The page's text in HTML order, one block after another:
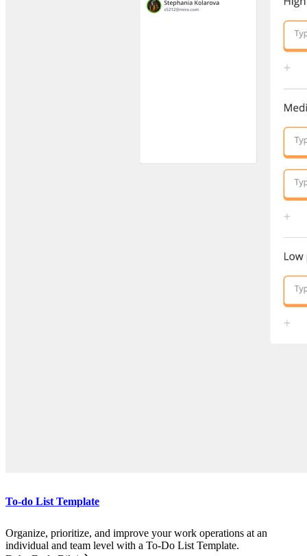
To-do List Template
Organize, prioritize, and improve your work operations at an
individual and team level with a To-Do List Template.